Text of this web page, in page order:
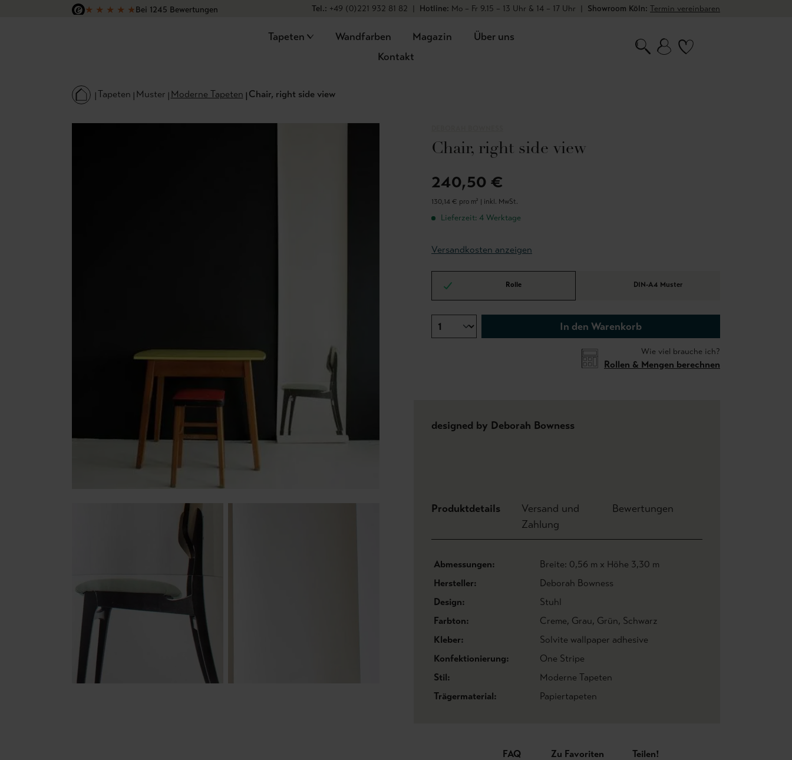
Hauptinhalt springen
Zur Suche springen
Zur Hauptnavigation springen
★ ★ ★ ★ ★Bei 1245 Bewertungen
Tel.: +49 (0)221 932 81 82 | Hotline: Mo – Fr 9.15 – 13 Uhr & 14 – 17 Uhr | Showroom Köln: Termin vereinbaren
Tapeten Wandfarben Magazin
Über uns
Kontakt
Tapeten Muster Moderne Tapeten Chair, right side view
Chair, right side view
240,50 €
130,14 € pro m² | inkl. MwSt.
Lieferzeit: 4 Werktage
Versandkosten anzeigen
Rolle DIN-A4 Muster
In den Warenkorb
Wie viel brauche ich?
Rollen & Mengen berechnen
designed by Deborah Bowness
Produktdetails
Versand und
Zahlung
Bewertungen
Abmessungen:
Breite: 0,56 m x Höhe 3,30 m
Hersteller:
Deborah Bowness
Design:
Stuhl
Farbton:
Creme, Grau, Grün, Schwarz
Kleber:
Solvite wallpaper adhesive
Konfektionierung:
One Stripe
Stil:
Moderne Tapeten
Trägermaterial:
Papiertapeten
FAQ Zu Favoriten Teilen!